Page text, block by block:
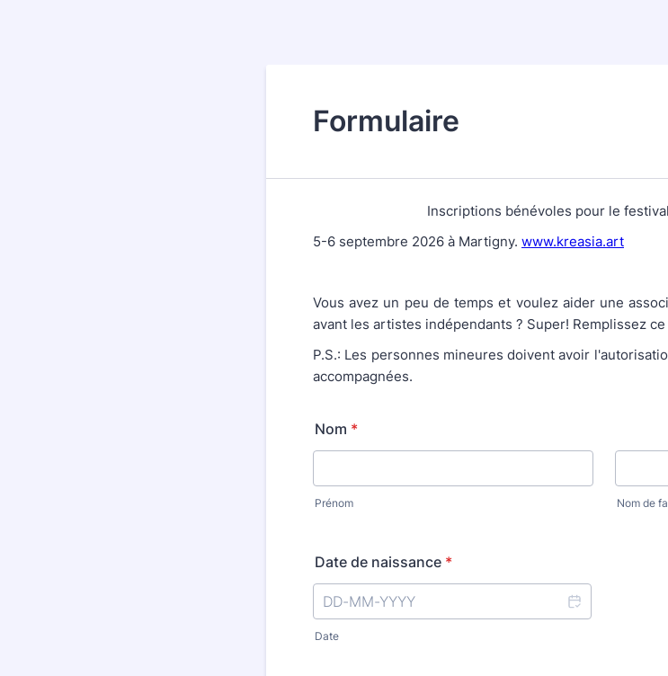
Formulaire
Inscriptions bénévoles pour le
5-6 septembre 2026 à Martigny. www.kreasia.art
Vous avez un peu de temps et voulez aider une
avant les artistes indépendants ? Super! Remplissez
P.S.: Les personnes mineures doivent avoir
accompagnées.
Nom *
Prénom Nom de
Date de naissance *
Date